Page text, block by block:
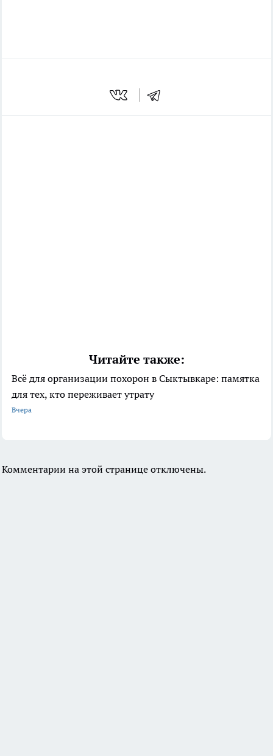
Читайте также:
Всё для организации похорон в Сыктывкаре: памятка
для тех, кто переживает утрату
Вчера
Комментарии на этой странице отключены.